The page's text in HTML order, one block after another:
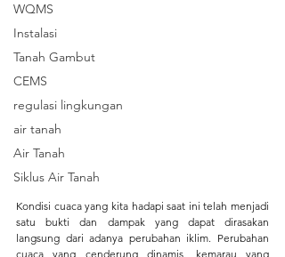
WQMS
Instalasi
Tanah Gambut
CEMS
regulasi lingkungan
air tanah
Air Tanah
Siklus Air Tanah
Kondisi cuaca yang kita hadapi saat ini telah menjadi
satu bukti dan dampak yang dapat dirasakan
langsung dari adanya perubahan iklim. Perubahan
cuaca yang cenderung dinamis, kemarau yang